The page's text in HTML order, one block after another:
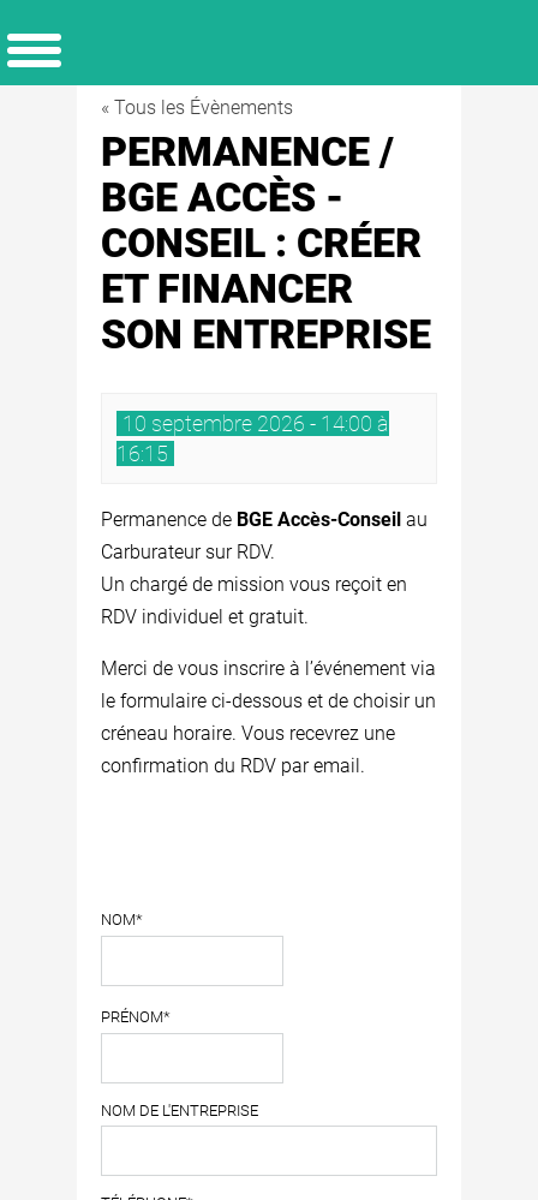
« Tous les Évènements
PERMANENCE /
BGE ACCÈS -
CONSEIL : CRÉER
ET FINANCER
SON ENTREPRISE
10 septembre 2026 - 14:00 à
16:15
Permanence de BGE Accès-Conseil au
Carburateur sur RDV.
Un chargé de mission vous reçoit en
RDV individuel et gratuit.
Merci de vous inscrire à l’événement via
le formulaire ci-dessous et de choisir un
créneau horaire. Vous recevrez une
confirmation du RDV par email.
NOM*
PRÉNOM*
NOM DE L'ENTREPRISE